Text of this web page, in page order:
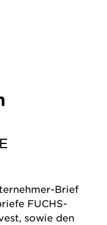
Brief
FUCHS-
sowie den